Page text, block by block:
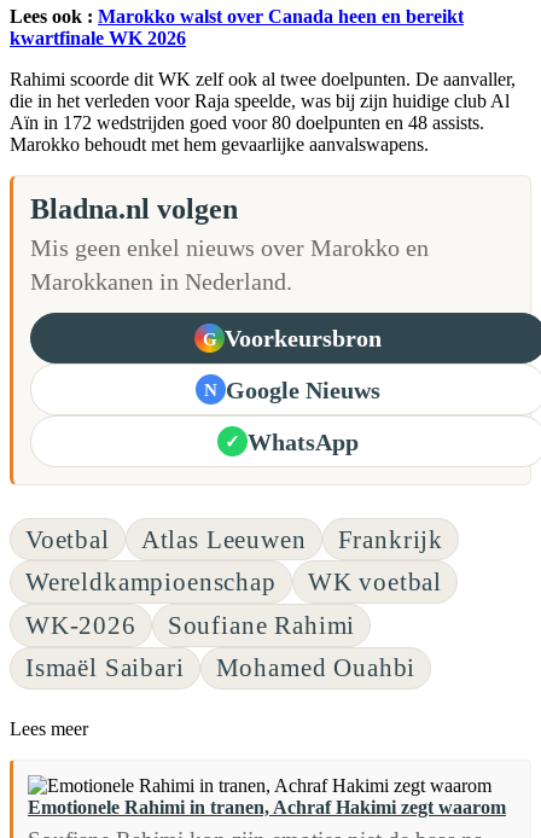
Lees ook : Marokko walst over Canada heen en bereikt
kwartfinale WK 2026
Rahimi scoorde dit WK zelf ook al twee doelpunten. De aanvaller,
die in het verleden voor Raja speelde, was bij zijn huidige club Al
Aïn in 172 wedstrijden goed voor 80 doelpunten en 48 assists.
Marokko behoudt met hem gevaarlijke aanvalswapens.
Bladna.nl volgen
Mis geen enkel nieuws over Marokko en
Marokkanen in Nederland.
G Voorkeursbron
N Google Nieuws
✓ WhatsApp
Voetbal Atlas Leeuwen
Frankrijk
Wereldkampioenschap
WK voetbal
WK-2026
Soufiane Rahimi
Ismaël Saibari
Mohamed Ouahbi
Lees meer
Emotionele Rahimi in tranen, Achraf Hakimi zegt waarom